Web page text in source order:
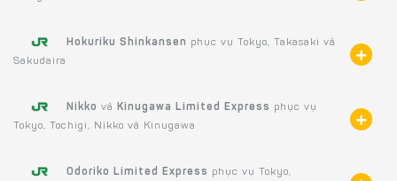
Hokuriku Shinkansen phục vụ Tokyo, Takasaki và
Sakudaira
Nikko và Kinugawa Limited Express phục vụ
Tokyo, Tochigi, Nikko và Kinugawa
Odoriko Limited Express phục vụ Tokyo,